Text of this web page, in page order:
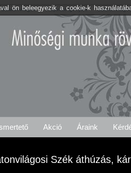
Balatonvilágos Árajánlat Igénylés
Akció Áraink
Szék áthúzás,
ön beleegyezik a cookie-k